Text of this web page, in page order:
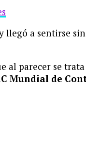
llegó a sentirse
al parecer se
Mundial de